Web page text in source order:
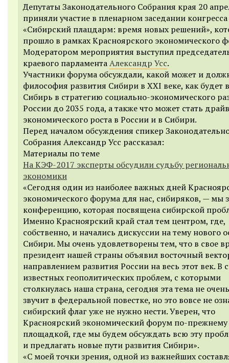
Депутаты Законодательного Собрания края 20
приняли участие в пленарном заседании конгресса
«Сибирский плацдарм: время новых решений»,
прошло в рамках Красноярского экономического
Модератором мероприятия выступил
краевого парламентаАлександр Усс.
Участники форума обсуждали, какой может и
философия развития Сибири в XXI веке, как будет
Сибирь в стратегию социально-экономического
России до 2035 года, а также что может стать
экономического роста в России и в Сибири.
Перед началом обсуждения спикер
Собрания Александр Усс рассказал:
Материалы по теме
На КЭФ-2017 эксперты обсудили судьбу
экономики
«Сегодня один из наиболее важных дней
экономического форума для нас, сибиряков, — мы
конференцию, которая посвящена сибирской
Именно Красноярский край стал тем центром, где,
собственно, и начались дискуссии на тему нового
Сибири. Мы очень удовлетворены тем, что в свое
президент нашей страны объявил восточный
направлением развития России на весь этот век. В
известных геополитических проблем, с которыми
столкнулась наша страна, сегодня эта тема не
звучит в федеральной повестке, но это вовсе не
сибирский флаг уже не нужно нести. Уверен, что
Красноярский экономический форум по-прежнему
площадкой, где мы будем обсуждать всю эту
и предлагать новые пути развития Сибири».
«С моей точки зрения, одной из важнейших